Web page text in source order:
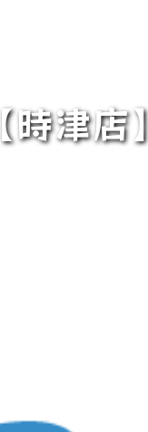
【時津